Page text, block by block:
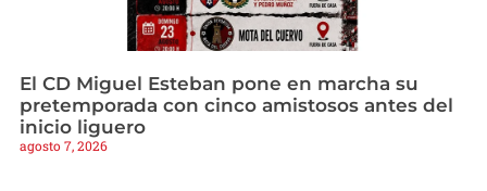
El CD Miguel Esteban pone en marcha su
pretemporada con cinco amistosos antes del
inicio liguero
agosto 7, 2026